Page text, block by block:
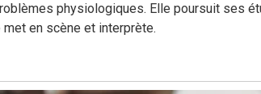
physiologiques. Elle poursuit ses
en scène et interprète.